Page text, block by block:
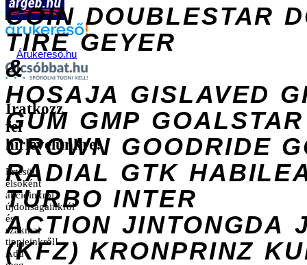
COIN DOUBLESTAR
TIRE GEYER
&
HOSAJA GISLAVED
GUM GMP GOALSTAR
CROWN GOODRIDE
RADIAL GTK
TURBO INTER
ACTION JINTONGDA
(KFZ) KRONPRINZ
Árukereső.hu
Iratkozz
fel
hírlevelünkre!
Értesülj
elsőként
akcióinkról,
újdonságainkról
és
szakmai
tippjeinkről!
Add